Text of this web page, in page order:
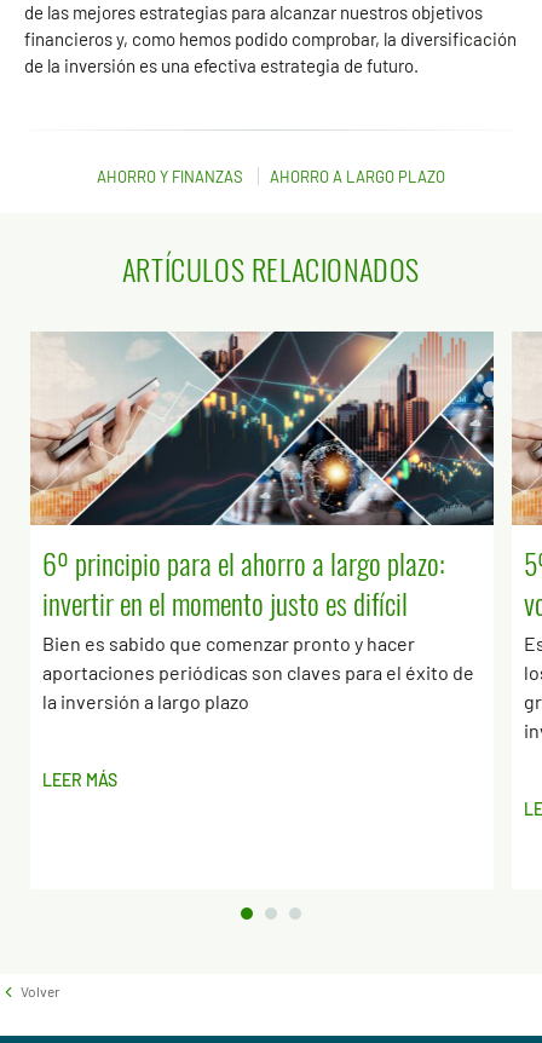
de las mejores estrategias para alcanzar nuestros objetivos
financieros y, como hemos podido comprobar, la diversificación
de la inversión es una efectiva estrategia de futuro.
AHORRO Y FINANZAS AHORRO A LARGO PLAZO
ARTÍCULOS RELACIONADOS
6º principio para el ahorro a largo plazo:
invertir en el momento justo es difícil
Bien es sabido que comenzar pronto y hacer
aportaciones periódicas son claves para el éxito de
la inversión a largo plazo
LEER MÁS
Volver